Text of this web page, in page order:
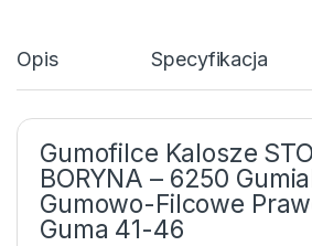
Opis Specyfikacja
Gumofilce Kalosze
BORYNA – 6250
Gumowo-Filcowe
Guma 41-46